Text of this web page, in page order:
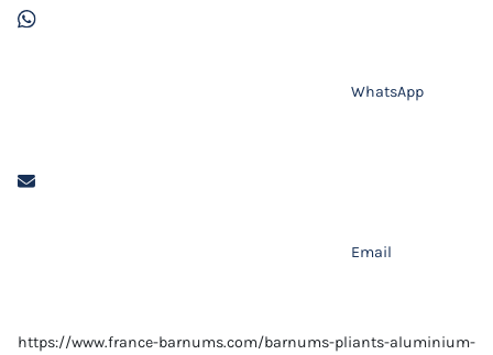
WhatsApp
Email
https://www.france-barnums.com/barnums-pliants-aluminium-